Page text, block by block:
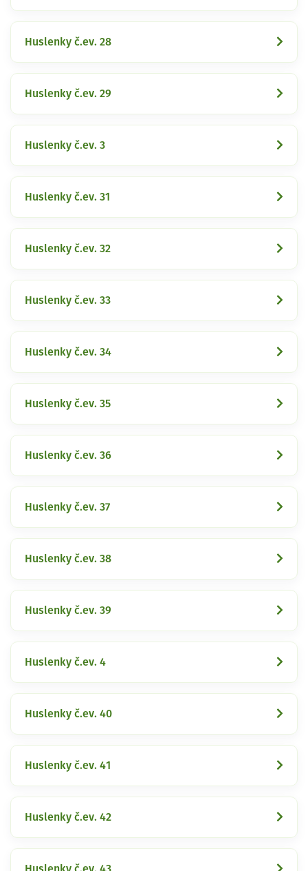
Huslenky č.ev. 28
Huslenky č.ev. 29
Huslenky č.ev. 3
Huslenky č.ev. 31
Huslenky č.ev. 32
Huslenky č.ev. 33
Huslenky č.ev. 34
Huslenky č.ev. 35
Huslenky č.ev. 36
Huslenky č.ev. 37
Huslenky č.ev. 38
Huslenky č.ev. 39
Huslenky č.ev. 4
Huslenky č.ev. 40
Huslenky č.ev. 41
Huslenky č.ev. 42
Huslenky č.ev. 43